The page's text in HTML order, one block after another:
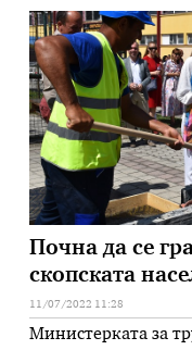
29, ќе се движи од
Жданец, а ќе се …
Почна да се
скопската
11/07/2022 11:28
Министерката за